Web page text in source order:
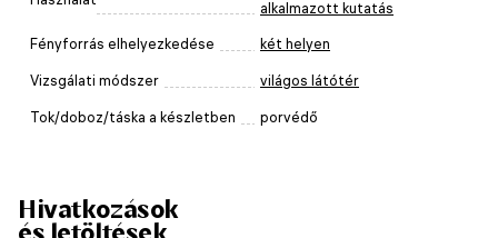
alkalmazott kutatás
Fényforrás elhelyezkedése két helyen
Vizsgálati módszer világos látótér
Tok/doboz/táska a készletben porvédő
Hivatkozások
és letöltések